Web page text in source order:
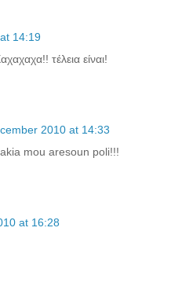
14:19
τέλεια είναι!
2010 at 14:33
mou aresoun poli!!!
at 16:28